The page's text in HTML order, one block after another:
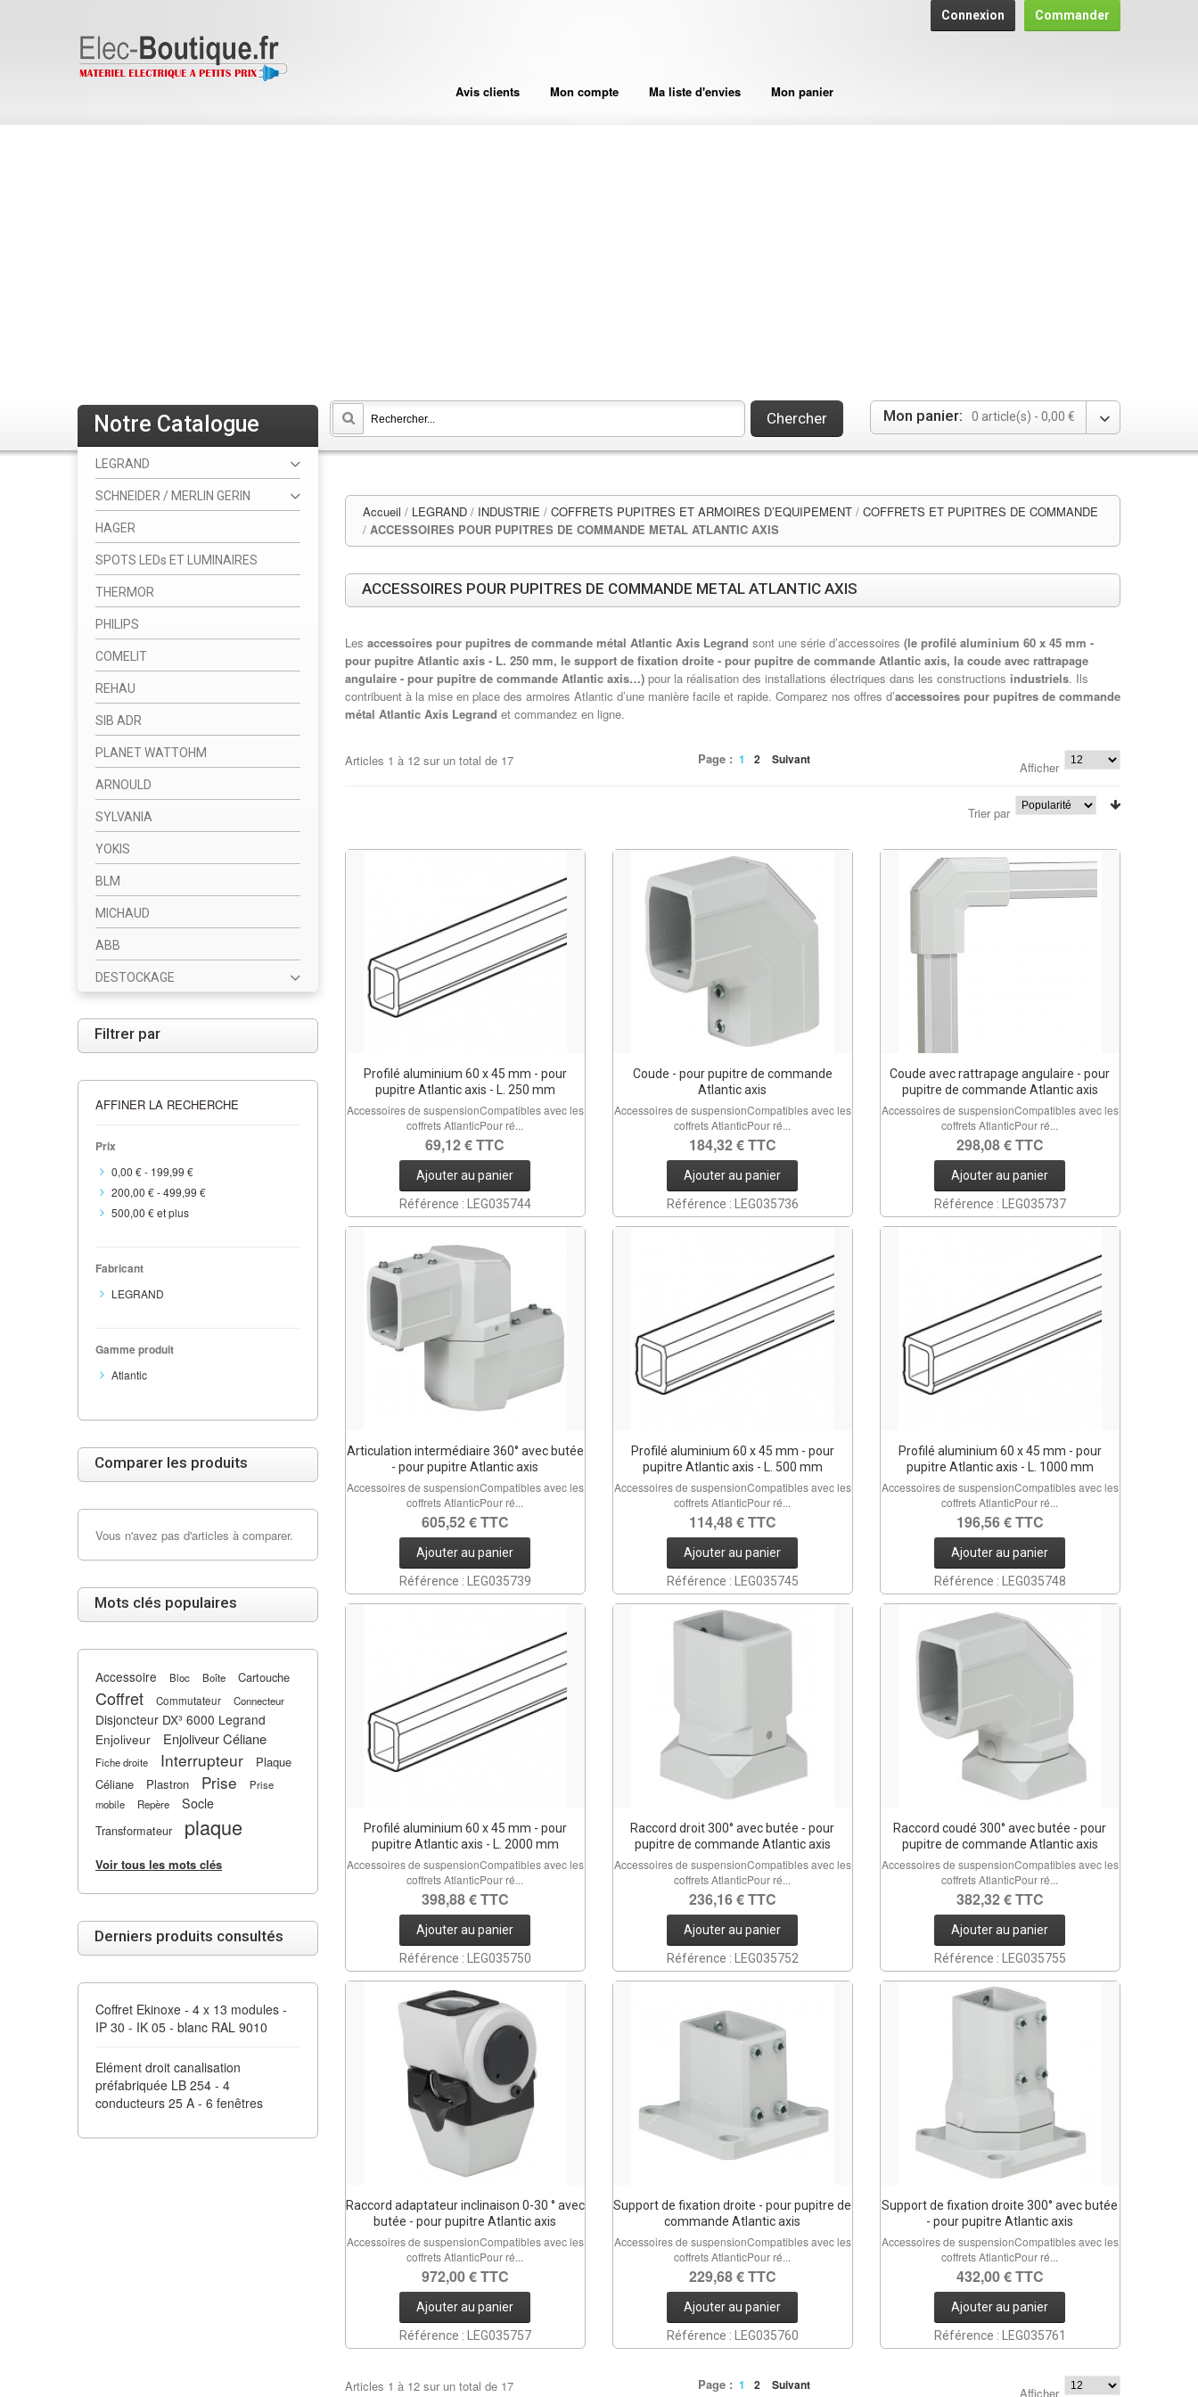
Connexion Commander
Avis clients Mon compte Ma liste d'envies Mon panier
Mon panier: 0 article(s) - 0,00 €
Chercher
Accueil / LEGRAND / INDUSTRIE / COFFRETS PUPITRES ET ARMOIRES D’EQUIPEMENT / COFFRETS ET PUPITRES DE COMMANDE
/ ACCESSOIRES POUR PUPITRES DE COMMANDE METAL ATLANTIC AXIS
ACCESSOIRES POUR PUPITRES DE COMMANDE METAL ATLANTIC AXIS
Les accessoires pour pupitres de commande métal Atlantic Axis Legrand sont une série d’accessoires (le profilé aluminium 60 x 45 mm -
pour pupitre Atlantic axis - L. 250 mm, le support de fixation droite - pour pupitre de commande Atlantic axis, la coude avec rattrapage
angulaire - pour pupitre de commande Atlantic axis…) pour la réalisation des installations électriques dans les constructions industriels. Ils
contribuent à la mise en place des armoires Atlantic d’une manière facile et rapide. Comparez nos offres d’accessoires pour pupitres de commande
métal Atlantic Axis Legrand et commandez en ligne.
Articles 1 à 12 sur un total de 17 Afficher
Page : 1 2 Suivant
Trier par
Profilé aluminium 60 x 45 mm - pour
pupitre Atlantic axis - L. 250 mm
Accessoires de suspensionCompatibles avec les
coffrets AtlanticPour ré...
69,12 € TTC
Ajouter au panier
Référence : LEG035744
Coude - pour pupitre de commande
Atlantic axis
Accessoires de suspensionCompatibles avec les
coffrets AtlanticPour ré...
184,32 € TTC
Ajouter au panier
Référence : LEG035736
Coude avec rattrapage angulaire - pour
pupitre de commande Atlantic axis
Accessoires de suspensionCompatibles avec les
coffrets AtlanticPour ré...
298,08 € TTC
Ajouter au panier
Référence : LEG035737
Articulation intermédiaire 360° avec butée
- pour pupitre Atlantic axis
Accessoires de suspensionCompatibles avec les
coffrets AtlanticPour ré...
605,52 € TTC
Ajouter au panier
Référence : LEG035739
Profilé aluminium 60 x 45 mm - pour
pupitre Atlantic axis - L. 500 mm
Accessoires de suspensionCompatibles avec les
coffrets AtlanticPour ré...
114,48 € TTC
Ajouter au panier
Référence : LEG035745
Profilé aluminium 60 x 45 mm - pour
pupitre Atlantic axis - L. 1000 mm
Accessoires de suspensionCompatibles avec les
coffrets AtlanticPour ré...
196,56 € TTC
Ajouter au panier
Référence : LEG035748
Profilé aluminium 60 x 45 mm - pour
pupitre Atlantic axis - L. 2000 mm
Accessoires de suspensionCompatibles avec les
coffrets AtlanticPour ré...
398,88 € TTC
Ajouter au panier
Référence : LEG035750
Raccord droit 300° avec butée - pour
pupitre de commande Atlantic axis
Accessoires de suspensionCompatibles avec les
coffrets AtlanticPour ré...
236,16 € TTC
Ajouter au panier
Référence : LEG035752
Raccord coudé 300° avec butée - pour
pupitre de commande Atlantic axis
Accessoires de suspensionCompatibles avec les
coffrets AtlanticPour ré...
382,32 € TTC
Ajouter au panier
Référence : LEG035755
Raccord adaptateur inclinaison 0-30 ° avec
butée - pour pupitre Atlantic axis
Accessoires de suspensionCompatibles avec les
coffrets AtlanticPour ré...
972,00 € TTC
Ajouter au panier
Référence : LEG035757
Support de fixation droite - pour pupitre de
commande Atlantic axis
Accessoires de suspensionCompatibles avec les
coffrets AtlanticPour ré...
229,68 € TTC
Ajouter au panier
Référence : LEG035760
Support de fixation droite 300° avec butée
- pour pupitre Atlantic axis
Accessoires de suspensionCompatibles avec les
coffrets AtlanticPour ré...
432,00 € TTC
Ajouter au panier
Référence : LEG035761
Articles 1 à 12 sur un total de 17 Afficher
Page : 1 2 Suivant
Notre Catalogue
LEGRAND
SCHNEIDER / MERLIN GERIN
HAGER
SPOTS LEDs ET LUMINAIRES
THERMOR
PHILIPS
COMELIT
REHAU
SIB ADR
PLANET WATTOHM
ARNOULD
SYLVANIA
YOKIS
BLM
MICHAUD
ABB
DESTOCKAGE
Filtrer par
AFFINER LA RECHERCHE
Prix
0,00 €- 199,99 €
200,00 €-499,99 €
500,00 €et plus
Fabricant
LEGRAND
Gamme produit
Atlantic
Comparer les produits
Vous n'avez pas d'articles à comparer.
Mots clés populaires
Accessoire Bloc Boîte Cartouche
Coffret Commutateur Connecteur
Disjoncteur DX³ 6000 Legrand
Enjoliveur
Enjoliveur Céliane
Fiche droite Interrupteur
Plaque
Céliane
Plastron Prise
Prise
mobile
Repère Socle
Transformateur plaque
Voir tous les mots clés
Derniers produits consultés
Coffret Ekinoxe - 4 x 13 modules -
IP 30 - IK 05 - blanc RAL 9010
Elément droit canalisation
préfabriquée LB 254 - 4
conducteurs 25 A - 6 fenêtres